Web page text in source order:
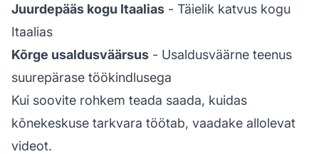
Juurdepääs kogu Itaalias - Täielik katvus kogu
Itaalias
Kõrge usaldusväärsus - Usaldusväärne teenus
suurepärase töökindlusega
Kui soovite rohkem teada saada, kuidas
kõnekeskuse tarkvara töötab, vaadake allolevat
videot.